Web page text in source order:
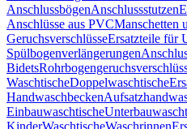
AnschlussbögenAnschlussstutzen
Anschlüsse aus PVCManschetten
GeruchsverschlüsseErsatzteile für
Spülbogenverlängerungen
Bidets
WaschtischeDoppelwaschtische
Handwaschbecken
Einbauwaschtische
KinderWaschtischeWaschrinnen